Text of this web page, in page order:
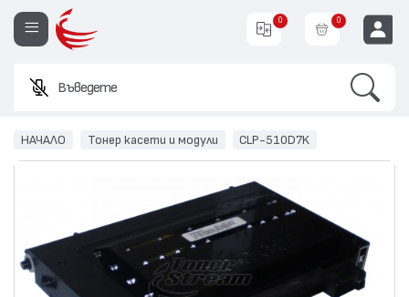
Въведете име или
0 0
НАЧАЛО Тонер касети и модули CLP-510D7K